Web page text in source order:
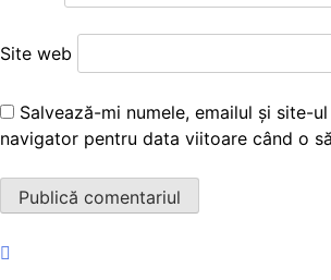
Site web
Salvează-mi numele, emailul și site-
navigator pentru data viitoare când o